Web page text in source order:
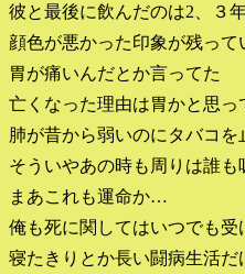
彼と最後に飲んだのは2、３
顔色が悪かった印象が残って
胃が痛いんだとか言ってた
亡くなった理由は胃かと思っ
肺が昔から弱いのにタバコを
そういやあの時も周りは誰
まあこれも運命か…
俺も死に関してはいつでも受
寝たきりとか長い闘病生活だ